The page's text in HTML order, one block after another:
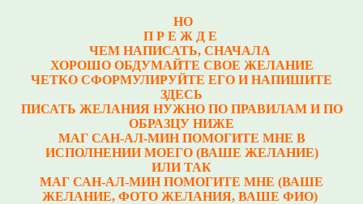
НО
П Р Е Ж Д Е
ЧЕМ НАПИСАТЬ, СНАЧАЛА
ХОРОШО ОБДУМАЙТЕ СВОЕ ЖЕЛАНИЕ
ЧЕТКО СФОРМУЛИРУЙТЕ ЕГО И НАПИШИТЕ
ЗДЕСЬ
ПИСАТЬ ЖЕЛАНИЯ НУЖНО ПО ПРАВИЛАМ И ПО
ОБРАЗЦУ НИЖЕ
МАГ САН-АЛ-МИН ПОМОГИТЕ МНЕ В
ИСПОЛНЕНИИ МОЕГО (ВАШЕ ЖЕЛАНИЕ)
ИЛИ ТАК
МАГ САН-АЛ-МИН ПОМОГИТЕ МНЕ (ВАШЕ
ЖЕЛАНИЕ, ФОТО ЖЕЛАНИЯ, ВАШЕ ФИО)